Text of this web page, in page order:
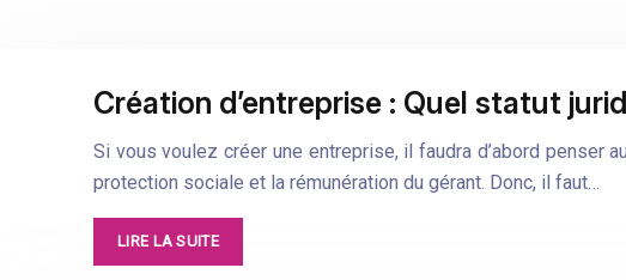
Création d’entreprise : Quel statut
Si vous voulez créer une entreprise, il faudra d’abord
protection sociale et la rémunération du gérant. Donc, il faut…
LIRE LA SUITE